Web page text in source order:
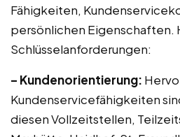
Fähigkeiten,
persönlichen Eigenschaften.
Schlüsselanforderungen:
– Kundenorientierung:
Kundenservicefähigkeiten
diesen Vollzeitstellen,